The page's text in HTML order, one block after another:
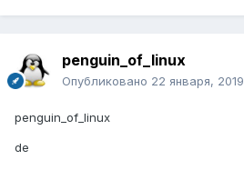
penguin_of_linux
Опубликовано 22 января, 2019
penguin_of_linux
de